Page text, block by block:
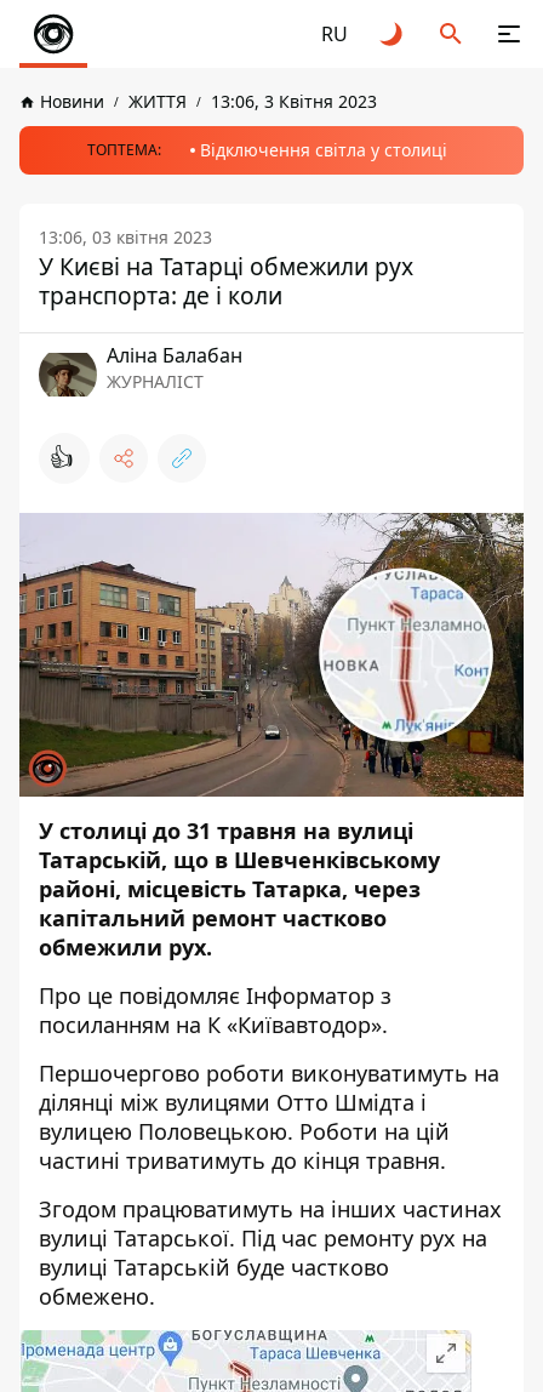
RU
Новини ЖИТТЯ 13:06, 3 Квітня 2023
ТОПТЕМА: Відключення світла у столиці
13:06, 03 квітня 2023
У Києві на Татарці обмежили рух
транспорта: де і коли
Аліна Балабан
ЖУРНАЛІСТ
👍
У столиці до 31 травня на вулиці
Татарській, що в Шевченківському
районі, місцевість Татарка, через
капітальний ремонт частково
обмежили рух.
Про це повідомляє Інформатор з
посиланням на К «Київавтодор».
Першочергово роботи виконуватимуть на
ділянці між вулицями Отто Шмідта і
вулицею Половецькою. Роботи на цій
частині триватимуть до кінця травня.
Згодом працюватимуть на інших частинах
вулиці Татарської. Під час ремонту рух на
вулиці Татарській буде частково
обмежено.